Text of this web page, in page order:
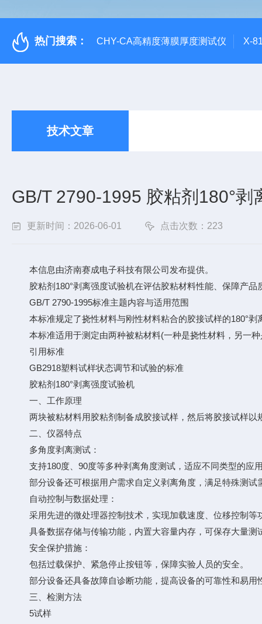
热门搜索： CHY-CA高精度薄膜厚度测试仪 X-
技术文章
GB/T 2790-1995 胶粘剂180°剥
更新时间：2026-06-01 点击次数：223
本信息由济南赛成电子科技有限公司发布提供。
胶粘剂180°剥离强度试验机在评估胶粘材料性能、保障产品
GB/T 2790-1995标准主题内容与适用范围
本标准规定了挠性材料与刚性材料粘合的胶接试样的180°剥
本标准适用于测定由两种被粘材料(一种是挠性材料，另一种
引用标准
GB2918塑料试样状态调节和试验的标准
胶粘剂180°剥离强度试验机
一、工作原理
两块被粘材料用胶粘剂制备成胶接试样，然后将胶接试样以
二、仪器特点
多角度剥离测试：
支持180度、90度等多种剥离角度测试，适应不同类型的应
部分设备还可根据用户需求自定义剥离角度，满足特殊测试
自动控制与数据处理：
采用先进的微处理器控制技术，实现加载速度、位移控制等
具备数据存储与传输功能，内置大容量内存，可保存大量测
安全保护措施：
包括过载保护、紧急停止按钮等，保障实验人员的安全。
部分设备还具备故障自诊断功能，提高设备的可靠性和易用
三、检测方法
5试样